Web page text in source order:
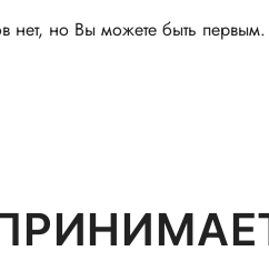
нет, но Вы можете быть